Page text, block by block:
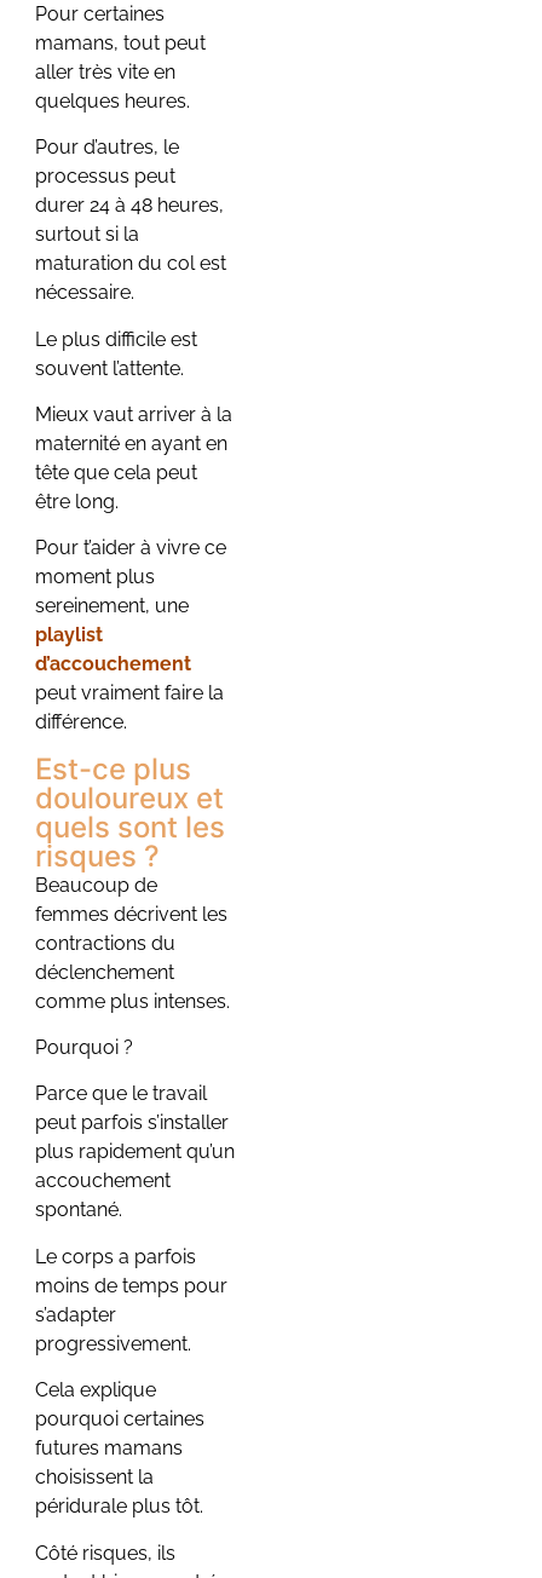
Pour certaines
mamans, tout peut
aller très vite en
quelques heures.
Pour d’autres, le
processus peut
durer 24 à 48 heures,
surtout si la
maturation du col est
nécessaire.
Le plus difficile est
souvent l’attente.
Mieux vaut arriver à la
maternité en ayant en
tête que cela peut
être long.
Pour t’aider à vivre ce
moment plus
sereinement, une
playlist
d’accouchement
peut vraiment faire la
différence.
Est-ce plus
douloureux et
quels sont les
risques ?
Beaucoup de
femmes décrivent les
contractions du
déclenchement
comme plus intenses.
Pourquoi ?
Parce que le travail
peut parfois s’installer
plus rapidement qu’un
accouchement
spontané.
Le corps a parfois
moins de temps pour
s’adapter
progressivement.
Cela explique
pourquoi certaines
futures mamans
choisissent la
péridurale plus tôt.
Côté risques, ils